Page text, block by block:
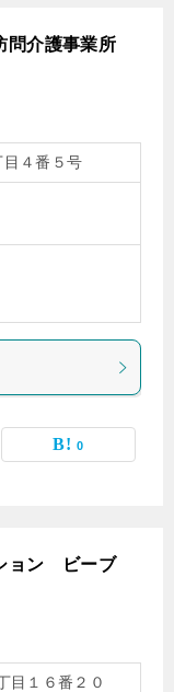
問介護事業所
４番５号
0
ョン ビーブ
目１６番２０